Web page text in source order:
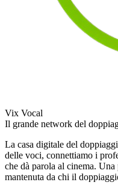
Vix Vocal
Il grande network del
La casa digitale del
delle voci, connettiamo i
che dà parola al cinema.
mantenuta da chi il